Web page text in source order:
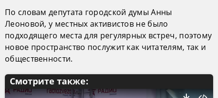
По словам депутата городской думы Анны
Леоновой, у местных активистов не было
подходящего места для регулярных встреч, поэтому
новое пространство послужит как читателям, так и
общественности.
Смотрите также: